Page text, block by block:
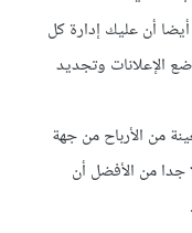
أن عليك إدارة كل
الإعلانات وتجديد
من الأرباح من جهة
جدا من الأفضل أن